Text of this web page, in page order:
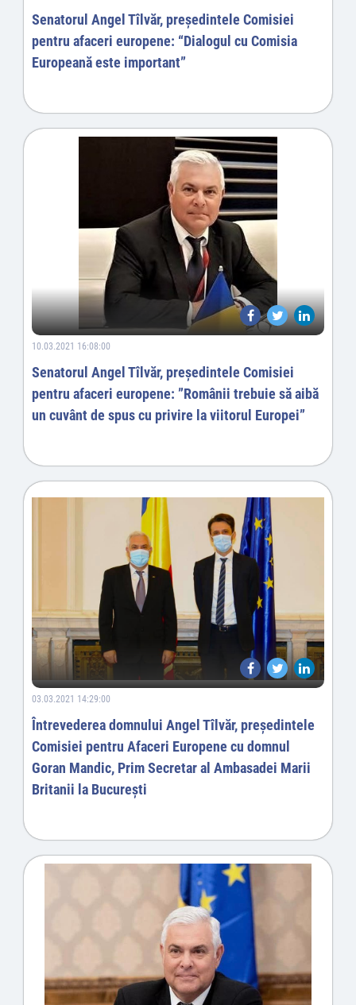
Senatorul Angel Tîlvăr, președintele Comisiei
pentru afaceri europene: “Dialogul cu Comisia
Europeană este important”
10.03.2021 16:08:00
Senatorul Angel Tîlvăr, președintele Comisiei
pentru afaceri europene: ”Românii trebuie să aibă
un cuvânt de spus cu privire la viitorul Europei”
03.03.2021 14:29:00
Întrevederea domnului Angel Tîlvăr, președintele
Comisiei pentru Afaceri Europene cu domnul
Goran Mandic, Prim Secretar al Ambasadei Marii
Britanii la București